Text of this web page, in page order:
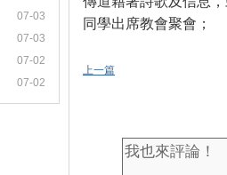
07-03
07-03
07-02
07-02
同學出席教會聚會；
上一篇